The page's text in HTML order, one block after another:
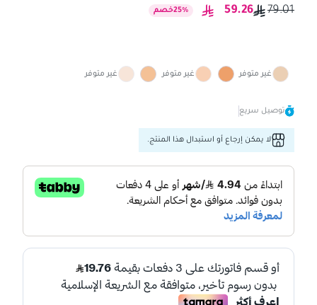
79.01
59.26
25% خصم
غير متوفر غير متوفر غير متوفر
توصيل سريع
لا يمكن إرجاع أو استبدال هذا المنتج.